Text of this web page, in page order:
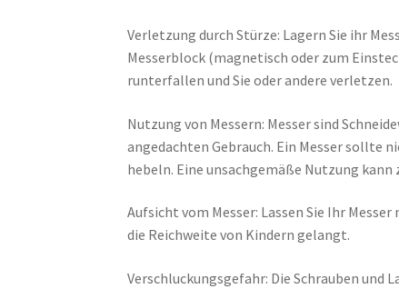
Verletzung durch Stürze: Lagern Sie ihr
Messerblock (magnetisch oder zum
runterfallen und Sie oder andere verletzen.
Nutzung von Messern: Messer sind
angedachten Gebrauch. Ein Messer sollte
hebeln. Eine unsachgemäße Nutzung kann
Aufsicht vom Messer: Lassen Sie Ihr
die Reichweite von Kindern gelangt.
Verschluckungsgefahr: Die Schrauben und